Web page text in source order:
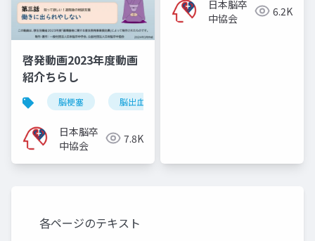
啓発動画2023年度動画
紹介ちらし
脳梗塞 脳出血
日本脳卒
中協会
7.8K
日本脳卒
中協会
6.2K
各ページのテキスト